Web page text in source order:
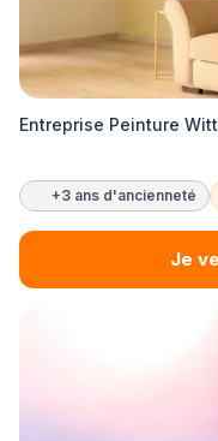
Entreprise Peinture
+3 ans d'ancienneté
Je